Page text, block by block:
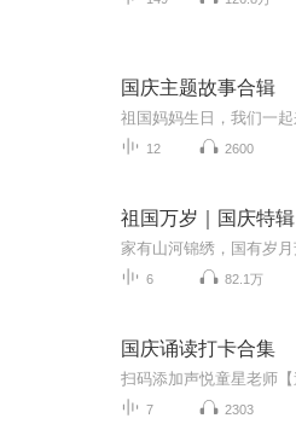
国庆主题故事合辑
12 2600
祖国万岁｜国庆特辑
6 82.1万
国庆诵读打卡合集
7 2303